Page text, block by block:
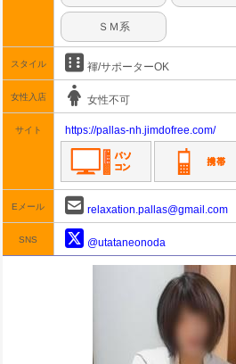
ＳＭ系
スタイル 褌/サポーターOK
女性入店 女性不可
サイト https://pallas-nh.jimdofree.com/
Eメール relaxation.pallas@gmail.com
SNS @utataneonoda